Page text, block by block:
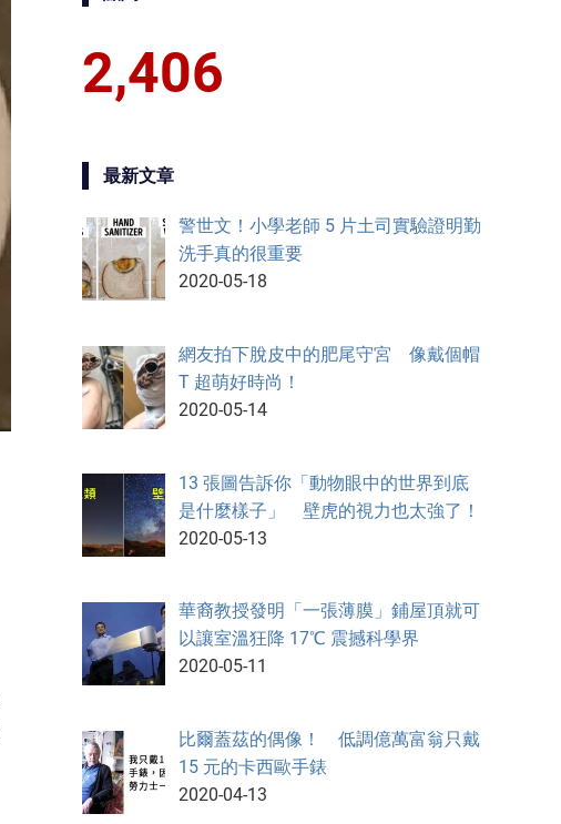
2,406
最新文章
警世文！小學老師 5 片土司實驗證明勤
洗手真的很重要
2020-05-18
網友拍下脫皮中的肥尾守宮 像戴個帽
T 超萌好時尚！
2020-05-14
13 張圖告訴你「動物眼中的世界到底
是什麼樣子」 壁虎的視力也太強了！
2020-05-13
華裔教授發明「一張薄膜」鋪屋頂就可
以讓室溫狂降 17℃ 震撼科學界
2020-05-11
比爾蓋茲的偶像！ 低調億萬富翁只戴
15 元的卡西歐手錶
2020-04-13